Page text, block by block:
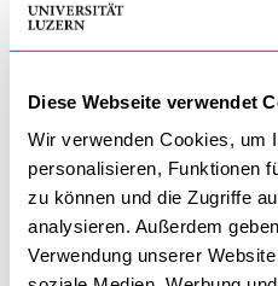
Diese Webseite verwendet
Wir verwenden Cookies, um
personalisieren, Funktionen
zu können und die Zugriffe
analysieren. Außerdem
Verwendung unserer
Literaturen
Mehr Infos